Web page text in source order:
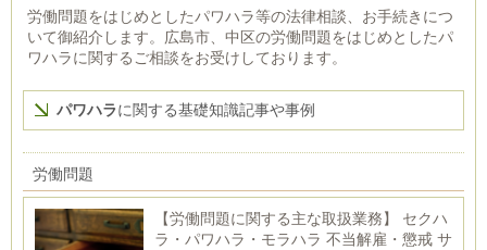
労働問題をはじめとしたパワハラ等の法律相談、お手続きにつ
いて御紹介します。広島市、中区の労働問題をはじめとしたパ
ワハラに関するご相談をお受けしております。
パワハラに関する基礎知識記事や事例
労働問題
【労働問題に関する主な取扱業務】 セクハ
ラ・パワハラ・モラハラ 不当解雇・懲戒 サ